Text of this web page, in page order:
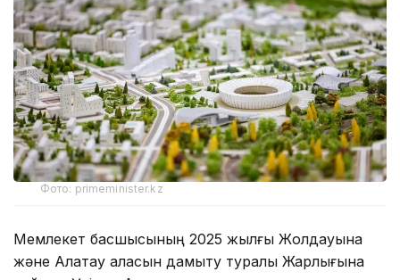
Фото: primeminister.kz
Мемлекет басшысының 2025 жылғы Жолдауына
және Алатау қаласын дамыту туралы Жарлығына